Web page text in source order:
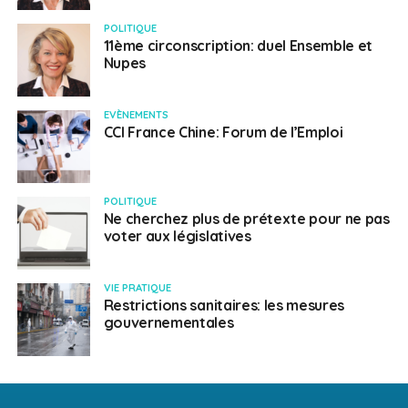
POLITIQUE
11ème circonscription: duel Ensemble et
Nupes
EVÈNEMENTS
CCI France Chine: Forum de l’Emploi
POLITIQUE
Ne cherchez plus de prétexte pour ne pas
voter aux législatives
VIE PRATIQUE
Restrictions sanitaires: les mesures
gouvernementales